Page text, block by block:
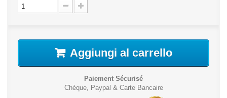
Aggiungi al carrello
Paiement Sécurisé
Chèque, Paypal & Carte Bancaire